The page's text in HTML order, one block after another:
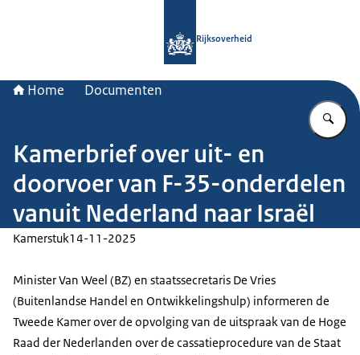
Rijksoverheid
Home Documenten
Kamerbrief over uit- en
doorvoer van F-35-onderdelen
vanuit Nederland naar Israël
Kamerstuk14-11-2025
Minister Van Weel (BZ) en staatssecretaris De Vries
(Buitenlandse Handel en Ontwikkelingshulp) informeren de
Tweede Kamer over de opvolging van de uitspraak van de Hoge
Raad der Nederlanden over de cassatieprocedure van de Staat